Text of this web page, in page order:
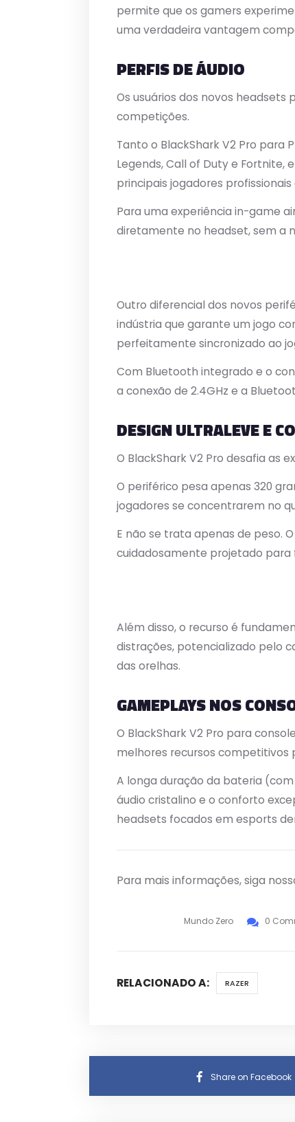
permite que os gamers
uma verdadeira vantagem
PERFIS DE ÁUDIO
Os usuários dos novos
competições.
Tanto o BlackShark V2 Pro
Legends, Call of Duty e
principais jogadores profissionais
Para uma experiência in-game
diretamente no headset, sem a
Outro diferencial dos novos
indústria que garante um jogo
perfeitamente sincronizado ao
Com Bluetooth integrado e o
a conexão de 2.4GHz e a
DESIGN ULTRALEVE E
O BlackShark V2 Pro desafia as
O periférico pesa apenas 320
jogadores se concentrarem no
E não se trata apenas de peso.
cuidadosamente projetado
Além disso, o recurso é
distrações, potencializado pelo
das orelhas.
GAMEPLAYS NOS
O BlackShark V2 Pro para
melhores recursos competitivos
A longa duração da bateria
áudio cristalino e o conforto
headsets focados em esports
Para mais informações, siga
Mundo Zero 0
RELACIONADO A: RAZER
Share on Facebook